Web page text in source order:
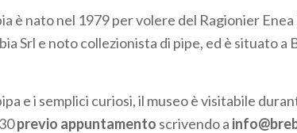
è nato nel 1979 per volere del Ragionier Enea
Srl e noto collezionista di pipe, ed è situato a
e i semplici curiosi, il museo è visitabile
previo appuntamento scrivendo a